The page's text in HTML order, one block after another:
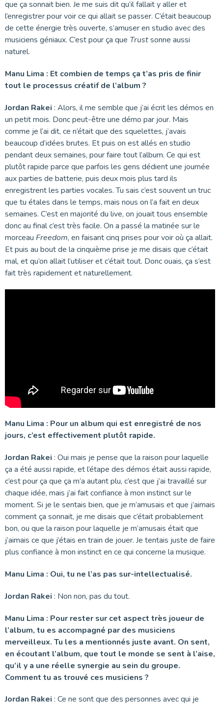
que ça sonnait bien. Je me suis dit qu’il fallait y aller et
l’enregistrer pour voir ce qui allait se passer. C’était beaucoup
de cette énergie très ouverte, s’amuser en studio avec des
musiciens géniaux. C’est pour ça que Trustsonne aussi
naturel.
Manu Lima : Et combien de temps ça t’as pris de finir
tout le processus créatif de l’album ?
Jordan Rakei : Alors, il me semble que j’ai écrit les démos en
un petit mois. Donc peut-être une démo par jour. Mais
comme je l’ai dit, ce n’était que des squelettes, j’avais
beaucoup d’idées brutes. Et puis on est allés en studio
pendant deux semaines, pour faire tout l’album. Ce qui est
plutôt rapide parce que parfois les gens dédient une journée
aux parties de batterie, puis deux mois plus tard ils
enregistrent les parties vocales. Tu sais c’est souvent un truc
que tu étales dans le temps, mais nous on l’a fait en deux
semaines. C’est en majorité du live, on jouait tous ensemble
donc au final c’est très facile. On a passé la matinée sur le
morceau Freedom, en faisant cinq prises pour voir où ça allait.
Et puis au bout de la cinquième prise je me disais que c’était
mal, et qu’on allait l’utiliser et c’était tout. Donc ouais, ça s’est
fait très rapidement et naturellement.
Manu Lima : Pour un album qui est enregistré de nos
jours, c’est effectivement plutôt rapide.
Jordan Rakei : Oui mais je pense que la raison pour laquelle
ça a été aussi rapide, et l’étape des démos était aussi rapide,
c’est pour ça que ça m’a autant plu, c’est que j’ai travaillé sur
chaque idée, mais j’ai fait confiance à mon instinct sur le
moment. Si je le sentais bien, que je m’amusais et que j’aimais
comment ça sonnait, je me disais que c’était probablement
bon, ou que la raison pour laquelle je m’amusais était que
j’aimais ce que j’étais en train de jouer. Je tentais juste de faire
plus confiance à mon instinct en ce qui concerne la musique.
Manu Lima : Oui, tu ne l’as pas sur-intellectualisé.
Jordan Rakei : Non non, pas du tout.
Manu Lima : Pour rester sur cet aspect très joueur de
l’album, tu es accompagné par des musiciens
merveilleux. Tu les a mentionnés juste avant. On sent,
en écoutant l’album, que tout le monde se sent à l’aise,
qu’il y a une réelle synergie au sein du groupe.
Comment tu as trouvé ces musiciens ?
Jordan Rakei : Ce ne sont que des personnes avec qui je